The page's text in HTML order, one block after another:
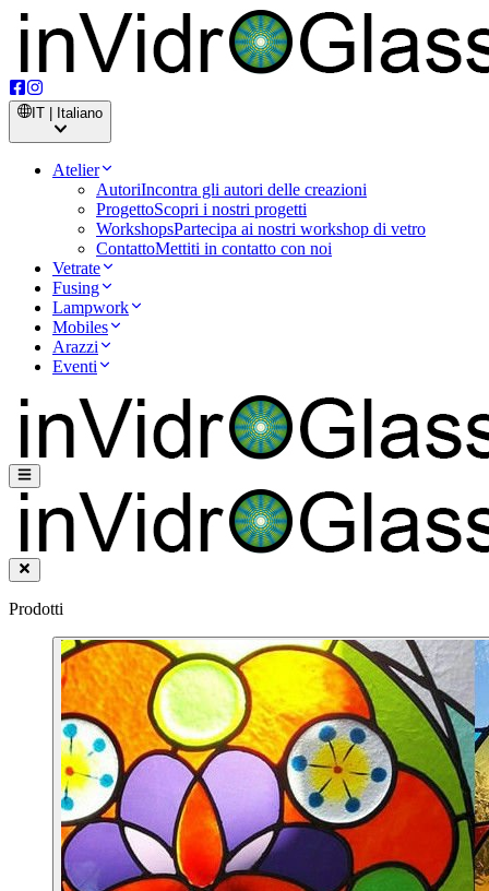
IT | Italiano
Atelier
AutoriIncontra gli autori delle creazioni
ProgettoScopri i nostri progetti
WorkshopsPartecipa ai nostri workshop di vetro
ContattoMettiti in contatto con noi
Vetrate
Fusing
Lampwork
Mobiles
Arazzi
Eventi
Prodotti